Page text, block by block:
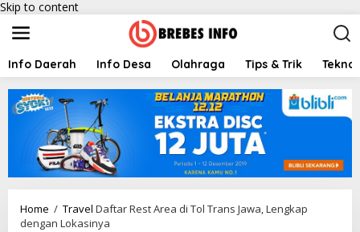
Skip to content
Info Daerah Info Desa Olahraga Tips & Trik
Home / Travel Daftar Rest Area di Tol Trans Jawa, Lengkap
dengan Lokasinya